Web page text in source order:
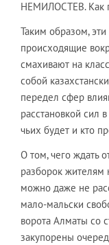
НЕМИЛОСТЕВ. Как
Таким образом,
происходящие
смахивают на
собой
передел сфер
расстановкой сил
чьих будет и кто
О том, чего ждать
разборок жителям
можно даже не
мало-мальски
ворота Алматы со
закупорены